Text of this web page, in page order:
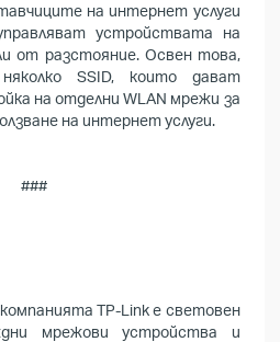
на интернет услуги
устройствата на
от разстояние. Освен това,
SSID, които дават
на отделни WLAN мрежи за
на интернет услуги.
###
TP-Link е световен
мрежови устройства и